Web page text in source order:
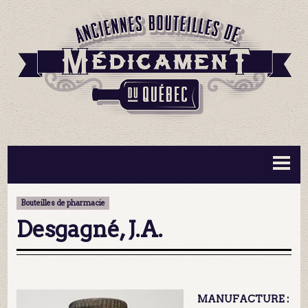
BOUTEILLES ▼
MA COLLECTION
CONTACT
Bouteilles de pharmacie
Desgagné, J.A.
MANUFACTURE :